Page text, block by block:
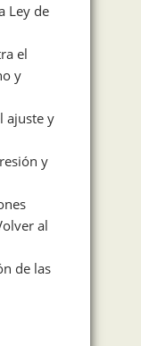
Ley de
el
y
ajuste y
y
al
de las